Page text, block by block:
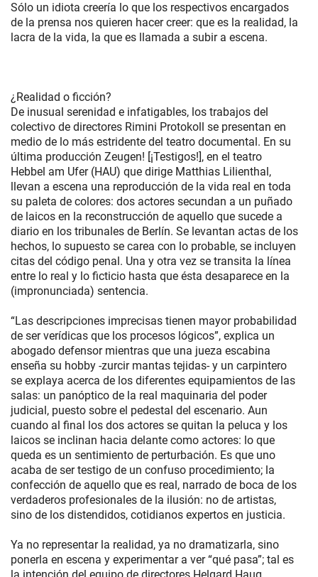
Sólo un idiota creería lo que los respectivos encargados
de la prensa nos quieren hacer creer: que es la realidad, la
lacra de la vida, la que es llamada a subir a escena.
¿Realidad o ficción?
De inusual serenidad e infatigables, los trabajos del
colectivo de directores Rimini Protokoll se presentan en
medio de lo más estridente del teatro documental. En su
última producción Zeugen! [¡Testigos!], en el teatro
Hebbel am Ufer (HAU) que dirige Matthias Lilienthal,
llevan a escena una reproducción de la vida real en toda
su paleta de colores: dos actores secundan a un puñado
de laicos en la reconstrucción de aquello que sucede a
diario en los tribunales de Berlín. Se levantan actas de los
hechos, lo supuesto se carea con lo probable, se incluyen
citas del código penal. Una y otra vez se transita la línea
entre lo real y lo ficticio hasta que ésta desaparece en la
(impronunciada) sentencia.
“Las descripciones imprecisas tienen mayor probabilidad
de ser verídicas que los procesos lógicos”, explica un
abogado defensor mientras que una jueza escabina
enseña su hobby -zurcir mantas tejidas- y un carpintero
se explaya acerca de los diferentes equipamientos de las
salas: un panóptico de la real maquinaria del poder
judicial, puesto sobre el pedestal del escenario. Aun
cuando al final los dos actores se quitan la peluca y los
laicos se inclinan hacia delante como actores: lo que
queda es un sentimiento de perturbación. Es que uno
acaba de ser testigo de un confuso procedimiento; la
confección de aquello que es real, narrado de boca de los
verdaderos profesionales de la ilusión: no de artistas,
sino de los distendidos, cotidianos expertos en justicia.
Ya no representar la realidad, ya no dramatizarla, sino
ponerla en escena y experimentar a ver “qué pasa”; tal es